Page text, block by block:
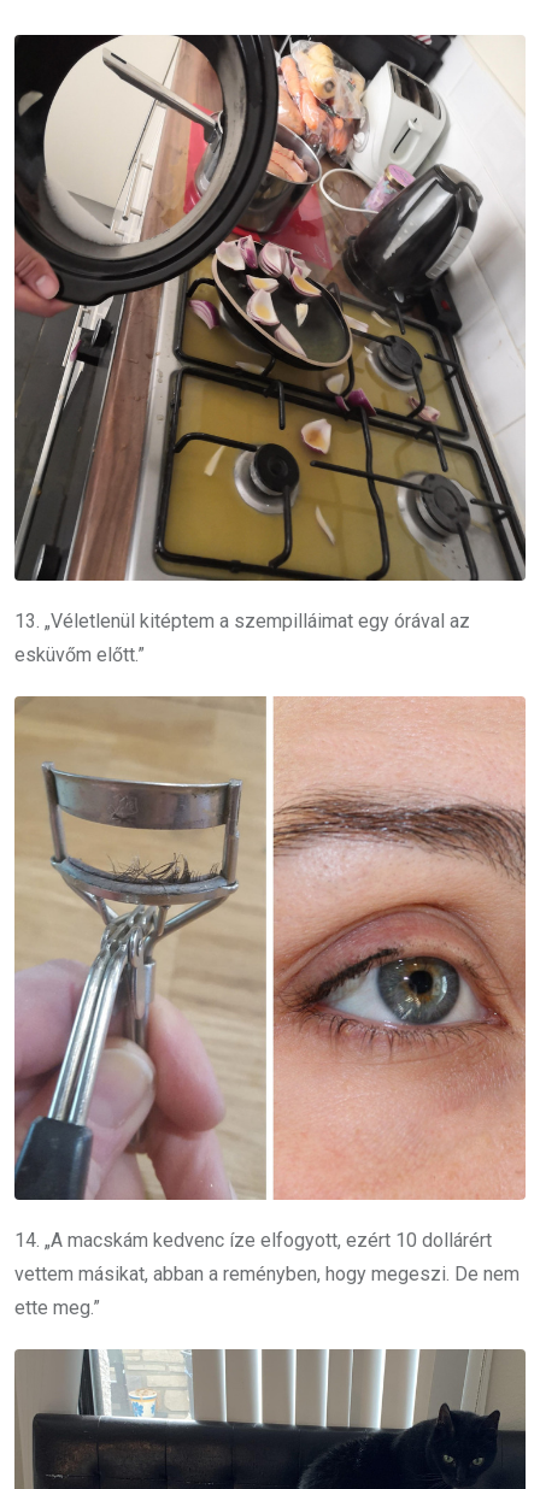
13. „Véletlenül kitéptem a szempilláimat egy órával az
esküvőm előtt.”
14. „A macskám kedvenc íze elfogyott, ezért 10 dollárért
vettem másikat, abban a reményben, hogy megeszi. De nem
ette meg.”